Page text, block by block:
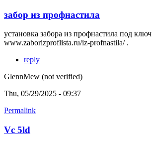
забор из профнастила
установка забора из профнастила под ключ
www.zaborizproflista.ru/iz-profnastila/ .
reply
GlennMew (not verified)
Thu, 05/29/2025 - 09:37
Permalink
Vc 5ld